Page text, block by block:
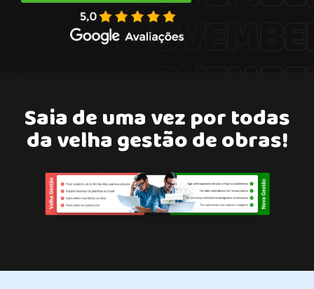
Saia de uma vez por todas
da velha gestão de obras!